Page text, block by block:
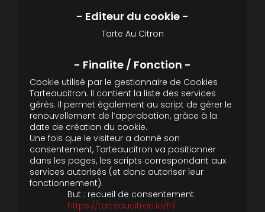
Tarte Au Citron
Cookie utilisé par le gestionnaire de Cookies
Tarteaucitron. Il contient la liste des services
gérés. Il permet également au script de gérer le
renouvellement de l’approbation, grâce à la
date de création du cookie.
Une fois que le visiteur a donné son
consentement, Tarteaucitron va positionner
dans les pages, les scripts correspondant aux
services autorisés (et donc autoriser leur
fonctionnement).
But : recueil de consentement.
https://tarteaucitron.io/fr/